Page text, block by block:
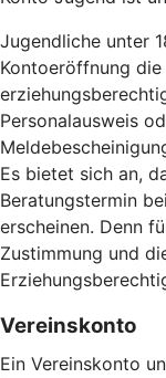
Jugendliche unter
Kontoeröffnung
Personalausweis
Es bietet sich an,
Beratungstermin
erscheinen. Denn
Zustimmung und
Vereinskonto
Ein Vereinskonto